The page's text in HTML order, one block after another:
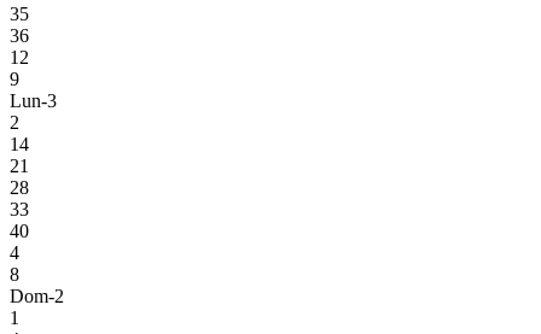
35
36
12
9
Lun-3
2
14
21
28
33
40
4
8
Dom-2
1